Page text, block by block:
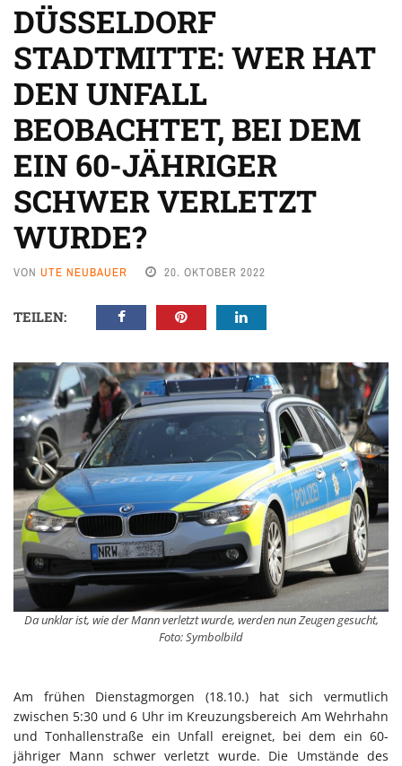
DÜSSELDORF
STADTMITTE: WER HAT
DEN UNFALL
BEOBACHTET, BEI DEM
EIN 60-JÄHRIGER
SCHWER VERLETZT
WURDE?
VON UTE NEUBAUER 20. OKTOBER 2022
TEILEN:
Da unklar ist, wie der Mann verletzt wurde, werden nun Zeugen gesucht,
Foto: Symbolbild
Am frühen Dienstagmorgen (18.10.) hat sich vermutlich
zwischen 5:30 und 6 Uhr im Kreuzungsbereich Am Wehrhahn
und Tonhallenstraße ein Unfall ereignet, bei dem ein 60-
jähriger Mann schwer verletzt wurde. Die Umstände des